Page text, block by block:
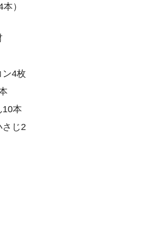
）
ン4枚
10本
さじ2